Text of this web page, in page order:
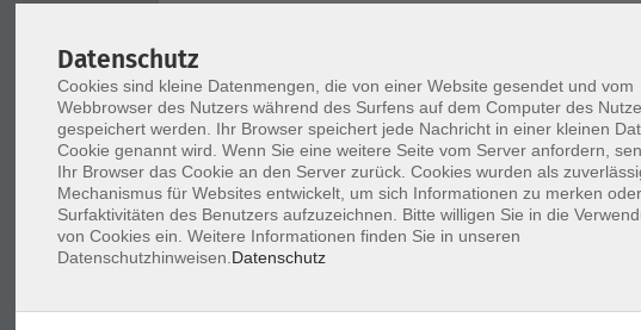
Zucker im Alltag - weniger ist mehr -
Moderne Therapiemöglichkeiten bei
Gelenkschmerzen
- ein Infoabend des Klinikums Würzburg Mitte
Datenschutz
Cookies sind kleine Datenmengen, die von einer Website gesendet und vom
Webbrowser des Nutzers während des Surfens auf dem Computer des
gespeichert werden. Ihr Browser speichert jede Nachricht in einer kleinen
Cookie genannt wird. Wenn Sie eine weitere Seite vom Server anfordern,
Ihr Browser das Cookie an den Server zurück. Cookies wurden als
Mechanismus für Websites entwickelt, um sich Informationen zu merken
Surfaktivitäten des Benutzers aufzuzeichnen. Bitte willigen Sie in die
von Cookies ein. Weitere Informationen finden Sie in unseren
Datenschutzhinweisen. Datenschutz